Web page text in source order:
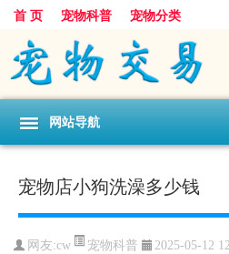
首 页 宠物科普 宠物分类
网站导航
宠物店小狗洗澡多少钱
网友:cw 宠物科普 2025-05-12